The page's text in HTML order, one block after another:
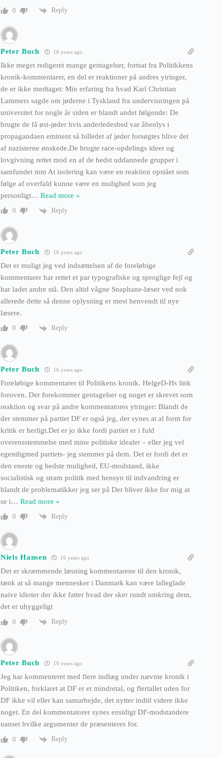
0 Reply
Peter Buch 16 years ago
Ikke meget redigeret mange gentagelser, fortsat fra Politikkens
kronik-kommentarer, en del er reaktioner på andres ytringer,
de er ikke medtaget: Min erfaring fra hvad Karl Christian
Lammers sagde om jøderne i Tyskland fra undervisningen på
universitet for nogle år siden er blandt andet følgende: De
brugte de få øst-jøder hvis anderledeshed var åbenlys i
propagandaen eminent så billedet af jøder forsøgtes blive det
af nazisterne ønskede.De brugte race-opdelings ideer og
lovgivning rettet mod en af de bedst uddannede grupper i
samfundet mm At isolering kan være en reaktion opstået som
følge af overfald kunne være en mulighed som jeg
personligt… Read more »
0 Reply
Peter Buch 16 years ago
Det er muligt jeg ved indsættelsen af de foreløbige
kommentarer har rettet et par typografiske og sproglige fejl og
har ladet andre stå. Den altid vågne Snaphane-læser ved nok
allerede dette så denne oplysning er mest henvendt til nye
læsere.
0 Reply
Peter Buch 16 years ago
Foreløbige kommentarer til Politikens kronik. HelgeD-Hs link
foroven. Der forekommer gentagelser og noget er skrevet som
reaktion og svar på andre kommentatores ytringer: Blandt de
der stemmer på partiet DF er også jeg, der synes at al form for
kritik er herligt.Det er jo ikke fordi partiet er i fuld
overensstemmelse med mine politiske idealer – eller jeg vel
egentligmed partiets- jeg stemmer på dem. Det er fordi det er
den eneste og bedste mulighed, EU-modstand, ikke
socialistisk og stram politik med hensyn til indvandring er
blandt de problematikker jeg ser på Der bliver ikke for mig at
se i… Read more »
0 Reply
Niels Hansen 16 years ago
Det er skræmmende læsning kommentarene til den kronik,
tænk at så mange mennesker i Danmark kan være lalleglade
naive idioter der ikke fatter hvad der sker rundt omkring dem,
det er uhyggeligt
0 Reply
Peter Buch 16 years ago
Jeg har kommenteret med flere indlæg under nævnte kronik i
Politiken, forklaret at DF er et mindretal, og flertallet uden for
DF ikke vil eller kan samarbejde, det nytter indtil videre ikke
noget. En del kommentatorer synes ensidigt DF-modstandere
uanset hvilke argumenter de præsenteres for.
0 Reply